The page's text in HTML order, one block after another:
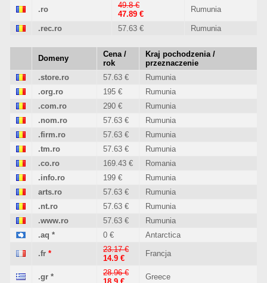
.ro
49.8 €
47.89 €
Rumunia
.rec.ro 57.63 € Rumunia
Domeny
Cena /
rok
Kraj pochodzenia /
przeznaczenie
.store.ro
57.63 €
Rumunia
.org.ro
195 €
Rumunia
.com.ro
290 €
Rumunia
.nom.ro
57.63 €
Rumunia
.firm.ro
57.63 €
Rumunia
.tm.ro
57.63 €
Rumunia
.co.ro
169.43 €
Romania
.info.ro
199 €
Rumunia
arts.ro
57.63 €
Rumunia
.nt.ro
57.63 €
Rumunia
.www.ro
57.63 €
Rumunia
.aq * 0 € Antarctica
.fr *
23.17 €
14.9 €
Francja
.gr *
28.96 €
Greece